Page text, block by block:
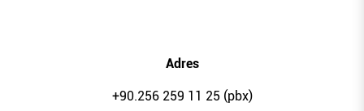
Adres
+90.256 259 11 25 (pbx)